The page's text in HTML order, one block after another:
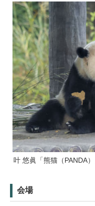
叶 悠眞「熊猫（PANDA）
会場